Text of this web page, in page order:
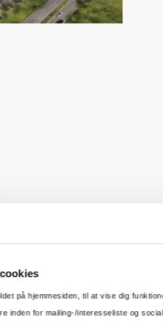
på hjemmesiden, til at vise dig
inden for mailing-/interesseliste og